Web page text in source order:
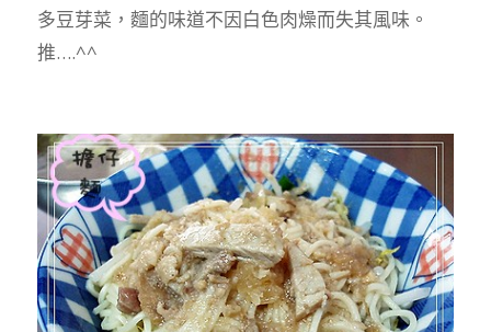
多豆芽菜，麵的味道不因白色肉燥而失其風味。
推….^^